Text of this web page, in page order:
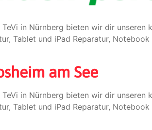
in Nürnberg bieten wir dir
Tablet und iPad Reparatur,
am See
in Nürnberg bieten wir dir
Tablet und iPad Reparatur,